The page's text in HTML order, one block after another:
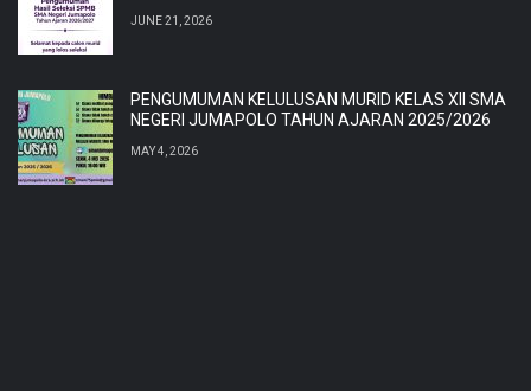
JUNE 21, 2026
PENGUMUMAN KELULUSAN MURID KELAS XII SMA
NEGERI JUMAPOLO TAHUN AJARAN 2025/2026
MAY 4, 2026